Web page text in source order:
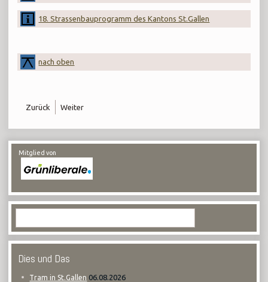
18. Strassenbauprogramm des Kantons St.Gallen
nach oben
Zurück Weiter
Mitglied von
Dies und Das
Tram in St.Gallen 06.08.2026